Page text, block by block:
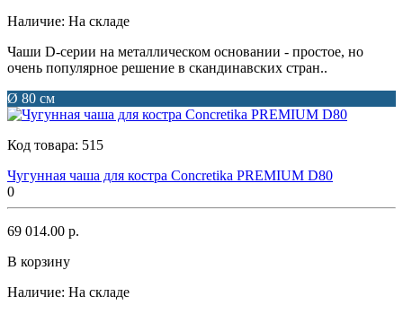
Наличие: На складе
Чаши D-серии на металлическом основании - простое, но
очень популярное решение в скандинавских стран..
Ø 80 см
Код товара: 515
Чугунная чаша для костра Concretika PREMIUM D80
0
69 014.00 р.
В корзину
Наличие: На складе